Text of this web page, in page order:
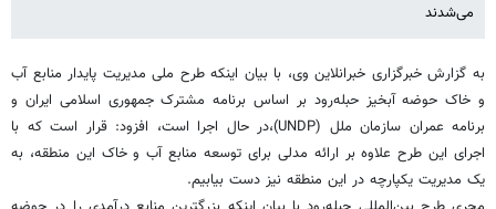
می‌شدند
به گزارش خبرگزاری خبرانلاین وی، با بیان اینکه طرح ملی مدیریت پایدار منابع آب
و خاک حوضه آبخیز حبله‌رود بر اساس برنامه مشترک جمهوری اسلامی ایران و
برنامه عمران سازمان ملل (UNDP)،در حال اجرا است، افزود: قرار است که با
اجرای این طرح علاوه بر ارائه مدلی برای توسعه منابع آب و خاک این منطقه، به
یک مدیریت یکپارچه در این منطقه نیز دست بیابیم.